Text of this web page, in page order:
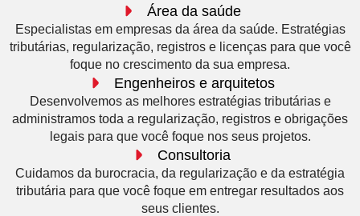
Área da saúde
Especialistas em empresas da área da saúde. Estratégias
tributárias, regularização, registros e licenças para que você
foque no crescimento da sua empresa.
Engenheiros e arquitetos
Desenvolvemos as melhores estratégias tributárias e
administramos toda a regularização, registros e obrigações
legais para que você foque nos seus projetos.
Consultoria
Cuidamos da burocracia, da regularização e da estratégia
tributária para que você foque em entregar resultados aos
seus clientes.